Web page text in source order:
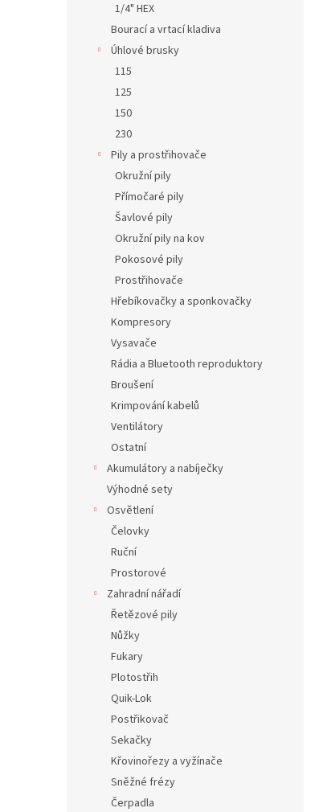
1/4" HEX
Bourací a vrtací kladiva
Úhlové brusky
115
125
150
230
Pily a prostřihovače
Okružní pily
Přímočaré pily
Šavlové pily
Okružní pily na kov
Pokosové pily
Prostřihovače
Hřebíkovačky a sponkovačky
Kompresory
Vysavače
Rádia a Bluetooth reproduktory
Broušení
Krimpování kabelů
Ventilátory
Ostatní
Akumulátory a nabíječky
Výhodné sety
Osvětlení
Čelovky
Ruční
Prostorové
Zahradní nářadí
Řetězové pily
Nůžky
Fukary
Plotostřih
Quik-Lok
Postřikovač
Sekačky
Křovinořezy a vyžínače
Sněžné frézy
Čerpadla